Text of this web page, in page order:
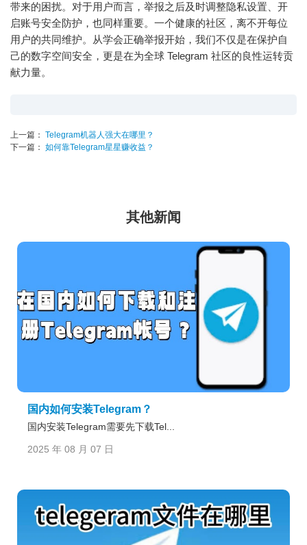
带来的困扰。对于用户而言，举报之后及时调整隐私设置、开
启账号安全防护，也同样重要。一个健康的社区，离不开每位
用户的共同维护。从学会正确举报开始，我们不仅是在保护自
己的数字空间安全，更是在为全球 Telegram 社区的良性运转贡
献力量。
上一篇： Telegram机器人强大在哪里？
下一篇： 如何靠Telegram星星赚收益？
其他新闻
国内如何安装Telegram？
国内安装Telegram需要先下载Tel...
2025 年 08 月 07 日